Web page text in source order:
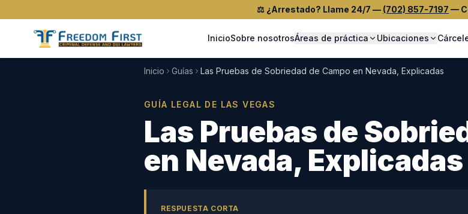
⚖️ ¿Arrestado? Llame 24/7 — (702) 857-7197 —
InicioSobre nosotrosÁreas de práctica Ubicaciones
Inicio Guías Las Pruebas de Sobriedad de Campo en Nevada, Explicadas
GUÍA LEGAL DE LAS VEGAS
Las Pruebas de
en Nevada, Explicadas
RESPUESTA CORTA